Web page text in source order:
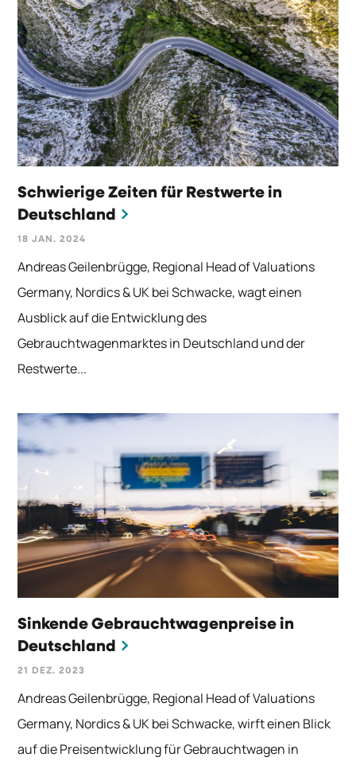
Schwierige Zeiten für Restwerte in
Deutschland
18 JAN. 2024
Andreas Geilenbrügge, Regional Head of Valuations
Germany, Nordics & UK bei Schwacke, wagt einen
Ausblick auf die Entwicklung des
Gebrauchtwagenmarktes in Deutschland und der
Restwerte...
Sinkende Gebrauchtwagenpreise in
Deutschland
21 DEZ. 2023
Andreas Geilenbrügge, Regional Head of Valuations
Germany, Nordics & UK bei Schwacke, wirft einen Blick
auf die Preisentwicklung für Gebrauchtwagen in